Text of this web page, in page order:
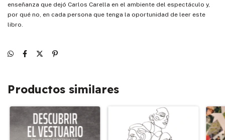
enseñanza que dejó Carlos Carella en el ambiente del espectáculo y,
por qué no, en cada persona que tenga la oportunidad de leer este
libro.
Productos similares